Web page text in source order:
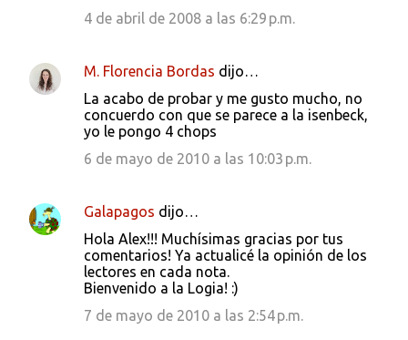
4 de abril de 2008 a las 6:29 p.m.
M. Florencia Bordas dijo…
La acabo de probar y me gusto mucho, no
concuerdo con que se parece a la isenbeck,
yo le pongo 4 chops
6 de mayo de 2010 a las 10:03 p.m.
Galapagos dijo…
Hola Alex!!! Muchísimas gracias por tus
comentarios! Ya actualicé la opinión de los
lectores en cada nota.
Bienvenido a la Logia! :)
7 de mayo de 2010 a las 2:54 p.m.